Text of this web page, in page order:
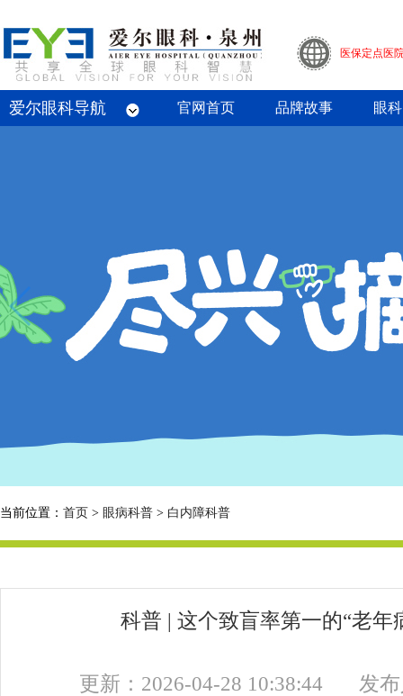
医保定点医
爱尔眼科导航
眼底病专科
屈光专科
白内障专科
青光眼专科
斜视与小儿眼科专科
眼整形眼眶病专科
眼预防保健专科
角膜病专科
眼外伤专业 官网首页 品牌故事 眼
当前位置： 首页 > 眼病科普 > 白内障科普
科普 | 这个致盲率第一的“老年
更新：2026-04-28 10:38:44 发